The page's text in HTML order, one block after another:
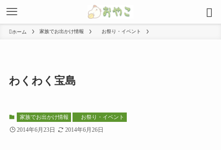
ホーム 家族でお出かけ情報 お祭り・イベント
わくわく宝島
家族でお出かけ情報 お祭り・イベント
2014年6月23日 2014年6月26日